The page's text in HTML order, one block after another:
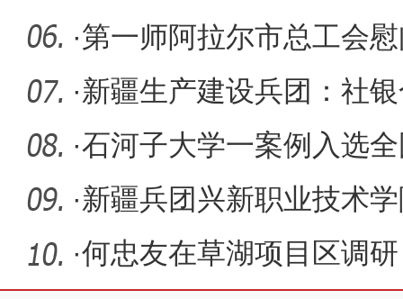
·第一师阿拉尔市总工会
·新疆生产建设兵团：社
网
·石河子大学一案例入选
秀案例
·新疆兵团兴新职业技术
服务区域
·何忠友在草湖项目区调研